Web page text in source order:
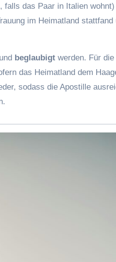
das Paar in Italien wohnt)
im Heimatland
und beglaubigt werden. Für
das Heimatland dem
sodass die Apostille